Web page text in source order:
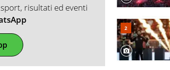
risultati ed eventi